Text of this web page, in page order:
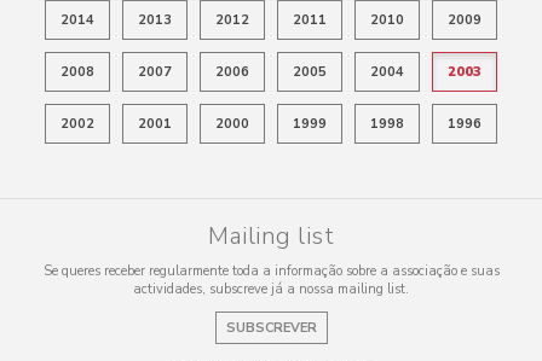
2014 2013 2012 2011 2010 2009
2008 2007 2006 2005 2004 2003
2002 2001 2000 1999 1998 1996
Mailing list
Se queres receber regularmente toda a informação sobre a associação e suas
actividades, subscreve já a nossa mailing list.
SUBSCREVER